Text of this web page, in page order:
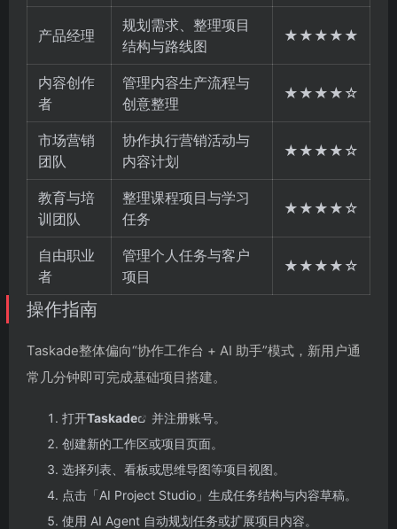
产品经理
规划需求、整理项目
结构与路线图
★★★★★
内容创作
者
管理内容生产流程与
创意整理
★★★★☆
市场营销
团队
协作执行营销活动与
内容计划
★★★★☆
教育与培
训团队
整理课程项目与学习
任务
★★★★☆
自由职业
者
管理个人任务与客户
项目
★★★★☆
操作指南
Taskade整体偏向“协作工作台 + AI 助手”模式，新用户通
常几分钟即可完成基础项目搭建。
打开Taskade
并注册账号。
创建新的工作区或项目页面。
选择列表、看板或思维导图等项目视图。
点击「AI Project Studio」生成任务结构与内容草稿。
使用 AI Agent 自动规划任务或扩展项目内容。